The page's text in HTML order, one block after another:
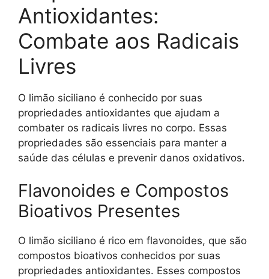
Antioxidantes:
Combate aos Radicais
Livres
O limão siciliano é conhecido por suas
propriedades antioxidantes que ajudam a
combater os radicais livres no corpo. Essas
propriedades são essenciais para manter a
saúde das células e prevenir danos oxidativos.
Flavonoides e Compostos
Bioativos Presentes
O limão siciliano é rico em flavonoides, que são
compostos bioativos conhecidos por suas
propriedades antioxidantes. Esses compostos